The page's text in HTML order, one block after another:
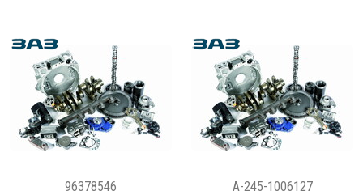
96378546 A-245-1006127